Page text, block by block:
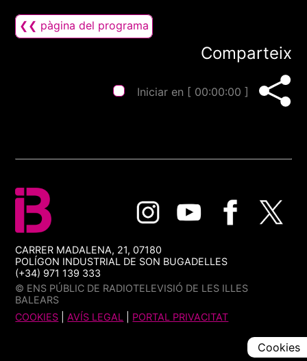
❮❮ pàgina del programa
Comparteix
Iniciar en [ 00:00:00 ]
CARRER MADALENA, 21, 07180
POLÍGON INDUSTRIAL DE SON BUGADELLES
(+34) 971 139 333
© ENS PÚBLIC DE RADIOTELEVISIÓ DE LES ILLES
BALEARS
COOKIES |AVÍS LEGAL PORTAL PRIVACITAT
Cookies